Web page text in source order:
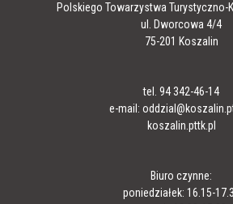
Polskiego Towarzystwa Turystyczno-
ul. Dworcowa 4/4
75-201 Koszalin
tel. 94 342-46-14
e-mail:
koszalin.pttk.pl
Biuro czynne:
poniedziałek: 16.15-